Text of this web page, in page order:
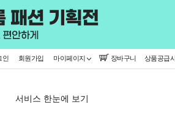
인 회원가입 마이페이지 장바구니 상품공급
서비스 한눈에 보기